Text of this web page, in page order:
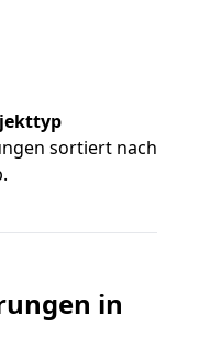
sortiert nach
in